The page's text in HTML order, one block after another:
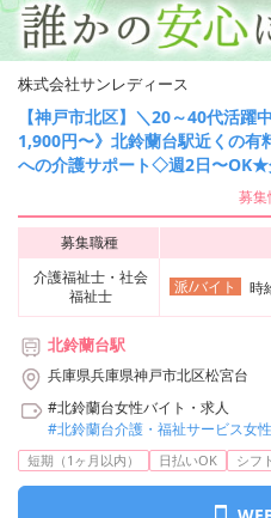
株式会社サンレディース
【神戸市北区】＼20～40代活躍
1,900円〜》北鈴蘭台駅近くの有
への介護サポート◇週2日〜OK★
募集
募集職種
介護福祉士・社会
福祉士
派/バイト 時
北鈴蘭台駅
兵庫県兵庫県神戸市北区松宮台
#北鈴蘭台女性バイト・求人
#北鈴蘭台介護・福祉サービス女
短期（1ヶ月以内） 日払いOK シフ